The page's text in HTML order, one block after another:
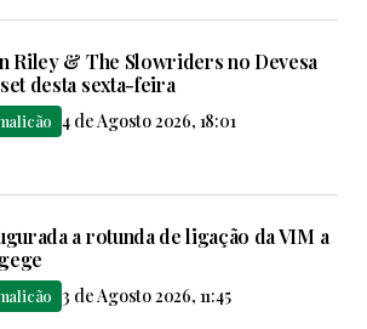
Riley & The Slowriders no Devesa
desta sexta-feira
4 de Agosto 2026, 18:01
a rotunda de ligação da VIM a
3 de Agosto 2026, 11:45